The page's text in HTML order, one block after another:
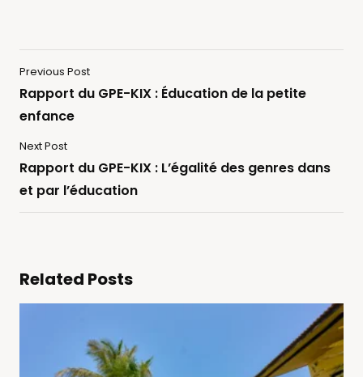
Previous Post
Rapport du GPE-KIX : Éducation de la petite
enfance
Next Post
Rapport du GPE-KIX : L’égalité des genres dans
et par l’éducation
Related Posts